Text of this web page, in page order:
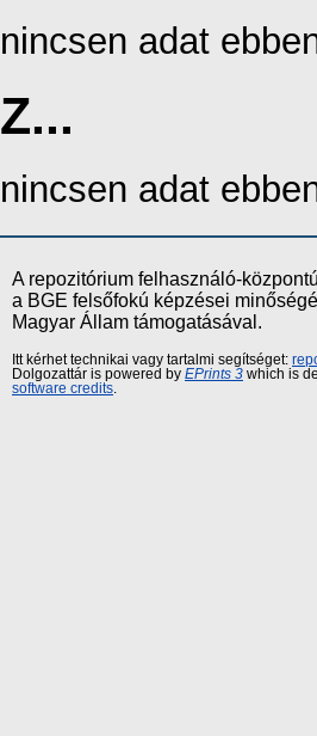
nincsen adat
Z...
nincsen adat
A repozitórium felhasználó-
a BGE felsőfokú képzései
Magyar Állam támogatásával.
Itt kérhet technikai vagy tartalmi segítséget:
Dolgozattár is powered by EPrints 3 which is
software credits